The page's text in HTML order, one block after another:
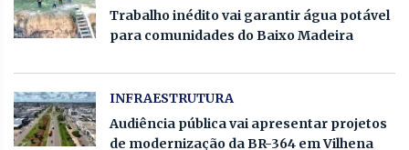
Trabalho inédito vai garantir água potável
para comunidades do Baixo Madeira
INFRAESTRUTURA
Audiência pública vai apresentar projetos
de modernização da BR-364 em Vilhena